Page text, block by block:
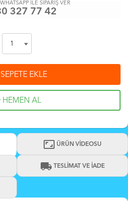
WHATSAPP İLE SİPARİŞ VER
327 77 42
SEPETE EKLE
HEMEN AL
aspect_ratio ÜRÜN VİDEOSU
local_shipping TESLİMAT VE İADE